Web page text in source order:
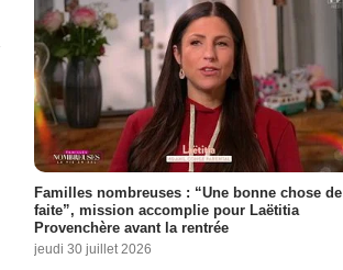
Familles nombreuses : “Une bonne chose de
faite”, mission accomplie pour Laëtitia
Provenchère avant la rentrée
jeudi 30 juillet 2026